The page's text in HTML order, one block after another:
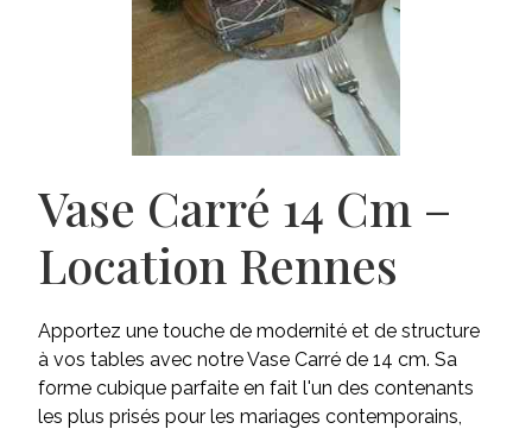
Vase Carré 14 Cm –
Location Rennes
Apportez une touche de modernité et de structure
à vos tables avec notre Vase Carré de 14 cm. Sa
forme cubique parfaite en fait l'un des contenants
les plus prisés pour les mariages contemporains,